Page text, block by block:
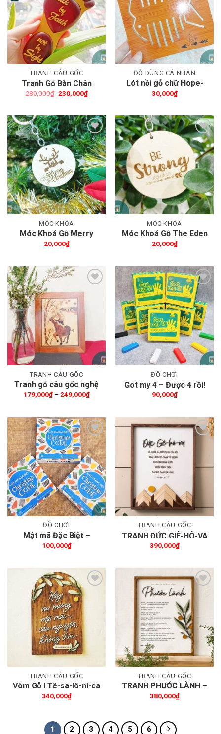
TRANH CÂU GỐC
Tranh Gỗ Bàn Chân
280,000₫ Giá
230,000₫Giá
hiện
230,000₫.
ĐỒ DÙNG CÁ NHÂN
Lót nồi gỗ chữ Hope-
Love
30,000₫
Thêm wishlist
MÓC KHÓA
Móc Khoá Gỗ Merry
Christmas
20,000₫
Thêm wishlist
MÓC KHÓA
Móc Khoá Gỗ The Eden
Garden
20,000₫
Thêm wishlist
TRANH CÂU GỐC
Tranh gỗ câu gốc nghệ
thuật
179,000₫ – 249,000₫Khoảng
đến
249,000₫
Thêm wishlist
ĐỒ CHƠI
Got my 4 – Được 4 rồi!
90,000₫
Thêm wishlist
ĐỒ CHƠI
Mật mã Đặc Biệt –
Christian CODE
100,000₫
Thêm wishlist
TRANH CÂU GỐC
TRANH ĐỨC GIÊ-HÔ-VA
390,000₫
Thêm wishlist
TRANH CÂU GỐC
Vòm Gỗ I Tê-sa-lô-ni-ca
5:16-17
340,000₫
Thêm wishlist
TRANH CÂU GỐC
TRANH PHƯỚC LÀNH –
30x40cm
380,000₫
1 2 3 4 5 6